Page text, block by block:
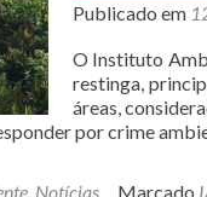
Publicado em
O Instituto
restinga,
áreas,
por crime
, Notícias Marcado